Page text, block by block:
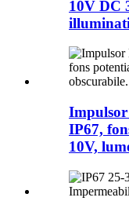
10V DC
IP67,
10V,